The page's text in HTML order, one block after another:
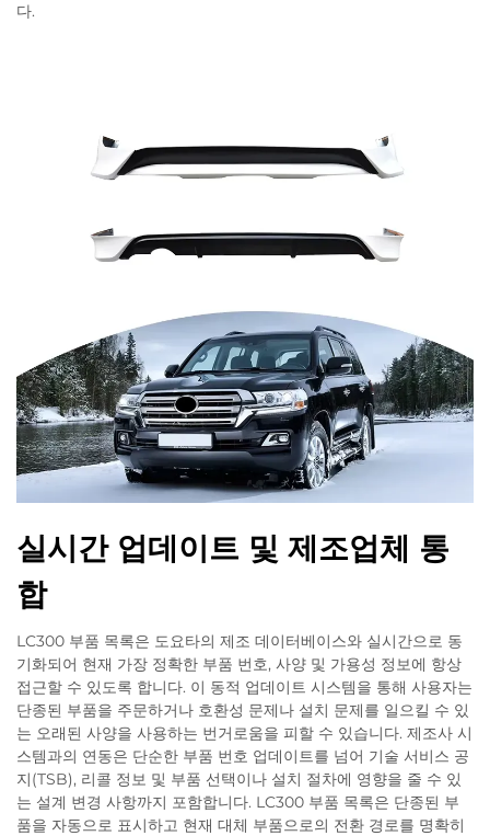
다.
실시간 업데이트 및 제조업체 통
합
LC300 부품 목록은 도요타의 제조 데이터베이스와 실시간으로 동
기화되어 현재 가장 정확한 부품 번호, 사양 및 가용성 정보에 항상
접근할 수 있도록 합니다. 이 동적 업데이트 시스템을 통해 사용자는
단종된 부품을 주문하거나 호환성 문제나 설치 문제를 일으킬 수 있
는 오래된 사양을 사용하는 번거로움을 피할 수 있습니다. 제조사 시
스템과의 연동은 단순한 부품 번호 업데이트를 넘어 기술 서비스 공
지(TSB), 리콜 정보 및 부품 선택이나 설치 절차에 영향을 줄 수 있
는 설계 변경 사항까지 포함합니다. LC300 부품 목록은 단종된 부
품을 자동으로 표시하고 현재 대체 부품으로의 전환 경로를 명확히